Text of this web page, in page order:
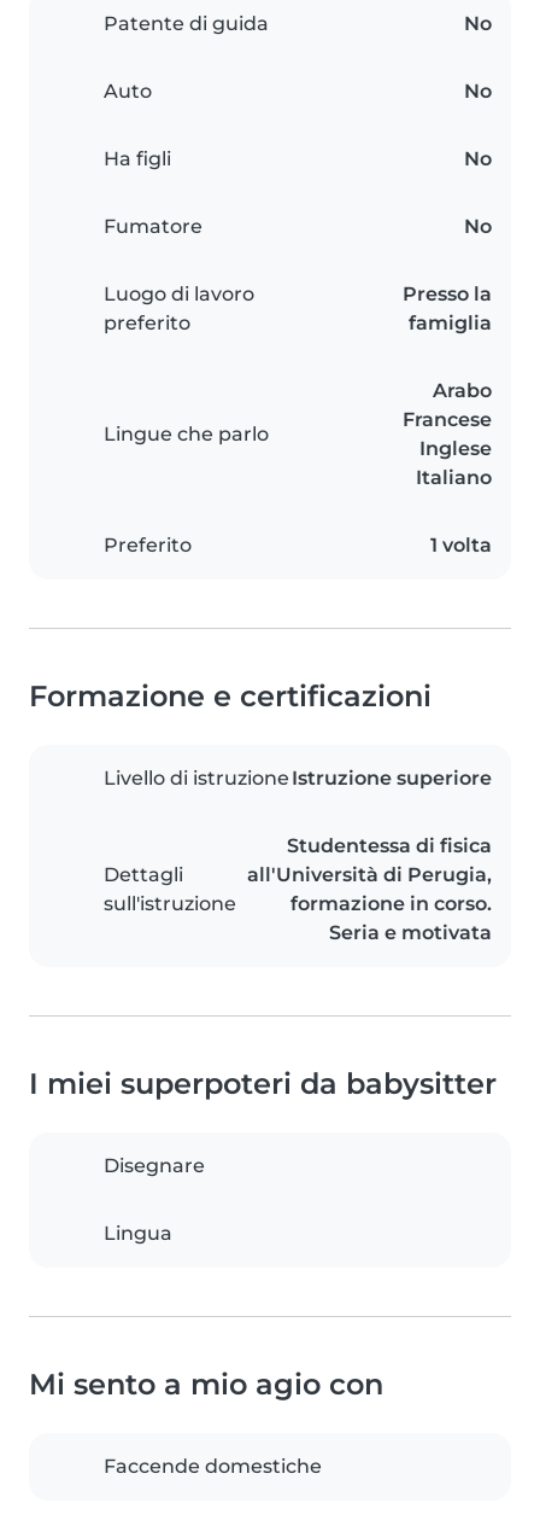
Patente di guida No
Auto No
Ha figli No
Fumatore No
Luogo di lavoro
preferito
Presso la
famiglia
Lingue che parlo
Arabo
Francese
Inglese
Italiano
Preferito 1 volta
Formazione e certificazioni
Livello di istruzione Istruzione superiore
Dettagli
sull'istruzione
Studentessa di fisica
all'Università di Perugia,
formazione in corso.
Seria e motivata
I miei superpoteri da babysitter
Disegnare
Lingua
Mi sento a mio agio con
Faccende domestiche